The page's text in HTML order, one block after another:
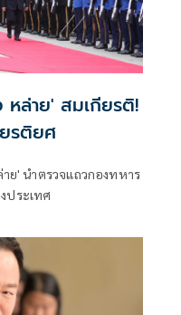
ล่าย' สมเกียรติ!
รติยศ
ย' นำตรวจแถวกองทหาร
ประเทศ